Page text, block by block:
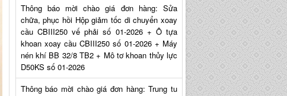
Thông báo mời chào giá đơn hàng: Sửa
chữa, phục hồi Hộp giảm tốc di chuyển xoay
cầu CBIII250 vế phải số 01-2026 + Ô tựa
khoan xoay cầu CBIII250 số 01-2026 + Máy
nén khí BB 32/8 TB2 + Mô tơ khoan thủy lực
D50KS số 01-2026
Thông báo mời chào giá đơn hàng: Trung tu